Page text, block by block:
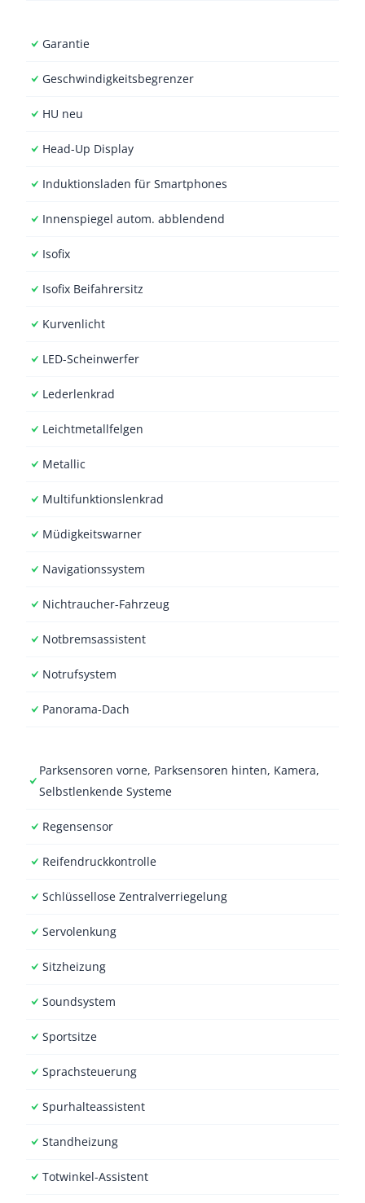
Garantie
Geschwindigkeitsbegrenzer
HU neu
Head-Up Display
Induktionsladen für Smartphones
Innenspiegel autom. abblendend
Isofix
Isofix Beifahrersitz
Kurvenlicht
LED-Scheinwerfer
Lederlenkrad
Leichtmetallfelgen
Metallic
Multifunktionslenkrad
Müdigkeitswarner
Navigationssystem
Nichtraucher-Fahrzeug
Notbremsassistent
Notrufsystem
Panorama-Dach
Parksensoren vorne, Parksensoren hinten, Kamera,
Selbstlenkende Systeme
Regensensor
Reifendruckkontrolle
Schlüssellose Zentralverriegelung
Servolenkung
Sitzheizung
Soundsystem
Sportsitze
Sprachsteuerung
Spurhalteassistent
Standheizung
Totwinkel-Assistent